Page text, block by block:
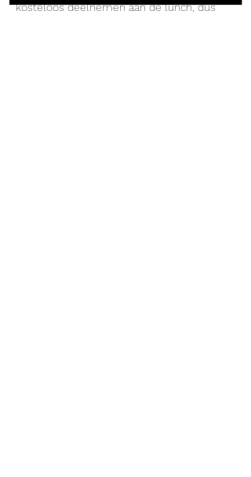
kosteloos deelnemen aan de lunch, dus